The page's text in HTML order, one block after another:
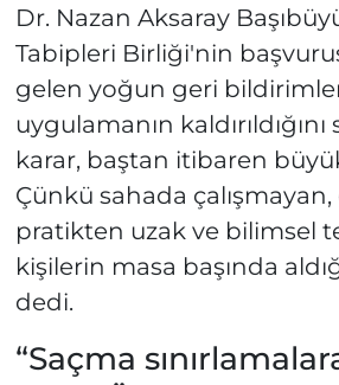
Dr. Nazan Aksaray
Tabipleri Birliği'nin
gelen yoğun geri
uygulamanın
karar, baştan itibaren
Çünkü sahada
pratikten uzak ve bilimsel
kişilerin masa başında
dedi.
“Saçma